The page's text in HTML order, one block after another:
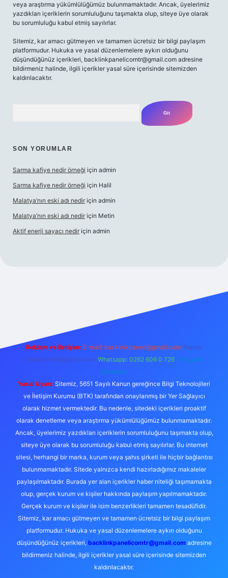
veya araştırma yükümlülüğümüz bulunmamaktadır. Ancak, üyelerimiz
yazdıkları içeriklerin sorumluluğunu taşımakta olup, siteye üye olarak
bu sorumluluğu kabul etmiş sayılırlar.
Sitemiz, kar amacı gütmeyen ve tamamen ücretsiz bir bilgi paylaşım
platformudur. Hukuka ve yasal düzenlemelere aykırı olduğunu
düşündüğünüz içerikleri, backlinkpanelicomtr@gmail.com adresine
bildirmeniz halinde, ilgili içerikler yasal süre içerisinde sitemizden
kaldırılacaktır.
SON YORUMLAR
Sarma kafiye nedir örneği için admin
Sarma kafiye nedir örneği için Halil
Malatya’nın eski adı nedir için admin
Malatya’nın eski adı nedir için Metin
Aktif enerji sayacı nedir için admin
Reklam ve İletişim: E-mail: backlinkpaneli@gmail.com Teams:
forumhizmeti@gmail.com Whatsapp: 0262 606 0 726 Telegram:
@karabul
Yasal Uyarı: Sitemiz, 5651 Sayılı Kanun gereğince Bilgi Teknolojileri
ve İletişim Kurumu (BTK) tarafından onaylanmış bir Yer Sağlayıcı
olarak hizmet vermektedir. Bu nedenle, sitedeki içerikleri proaktif
olarak denetleme veya araştırma yükümlülüğümüz bulunmamaktadır.
Ancak, üyelerimiz yazdıkları içeriklerin sorumluluğunu taşımakta olup,
siteye üye olarak bu sorumluluğu kabul etmiş sayılırlar. Bu internet
sitesi, herhangi bir marka, kurum veya şahıs şirketi ile hiçbir bağlantısı
bulunmamaktadır. Sitede yalnızca kendi hazırladığımız makaleler
paylaşılmaktadır. Burada yer alan içerikler haber niteliği taşımamakta
olup, gerçek kurum ve kişiler hakkında paylaşım yapılmamaktadır.
Gerçek kurum ve kişiler ile isim benzerlikleri tamamen tesadüfidir.
Sitemiz, kar amacı gütmeyen ve tamamen ücretsiz bir bilgi paylaşım
platformudur. Hukuka ve yasal düzenlemelere aykırı olduğunu
düşündüğünüz içerikleri, backlinkpanelicomtr@gmail.comadresine
bildirmeniz halinde, ilgili içerikler yasal süre içerisinde sitemizden
kaldırılacaktır.